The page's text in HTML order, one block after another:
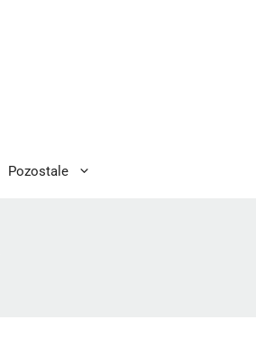
Pozostale